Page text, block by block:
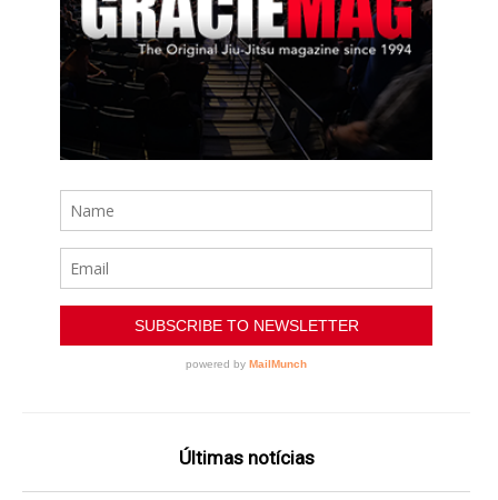
Últimas notícias